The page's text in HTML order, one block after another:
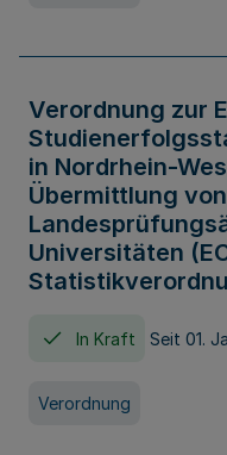
Verordnung zur
in Nordrhein-
Übermittlung
Universitäten
In Kraft Seit 01.
Verordnung